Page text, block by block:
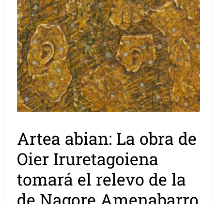
Artea abian: La obra de
Oier Iruretagoiena
tomará el relevo de la
de Nagore Amenabarro